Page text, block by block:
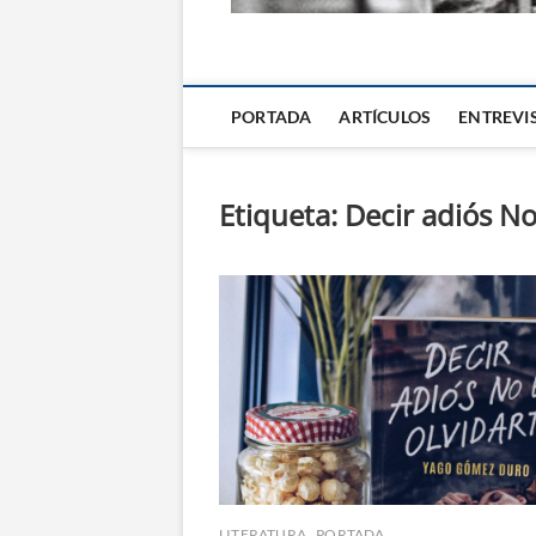
PORTADA ARTÍCULOS
Etiqueta: Decir adiós